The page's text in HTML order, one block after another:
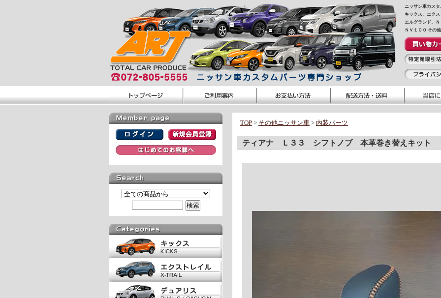
ニッサン車カス
キックス、エク
エルグランド、Ｎ
ＮＶ１００ その
TOP > その他ニッサン車 > 内装パーツ
ティアナ Ｌ３３ シフトノブ 本革巻き替えキット